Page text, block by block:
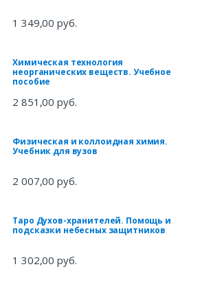
1 349,00 руб.
Химическая технология
неорганических веществ. Учебное
пособие
2 851,00 руб.
Физическая и коллоидная химия.
Учебник для вузов
2 007,00 руб.
Таро Духов-хранителей. Помощь и
подсказки небесных защитников
1 302,00 руб.